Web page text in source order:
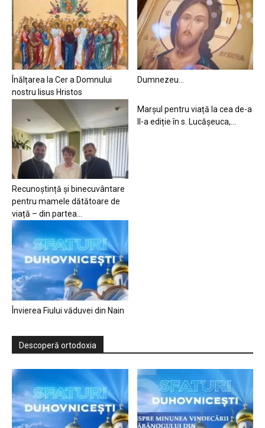
Înălțarea la Cer a Domnului
nostru Iisus Hristos
Dumnezeu…
Recunoștință și binecuvântare
pentru mamele dătătoare de
viață – din partea...
Marșul pentru viață la cea de-a
II-a ediție în s. Lucășeuca,...
Învierea Fiului văduvei din Nain
Descoperă ortodoxia